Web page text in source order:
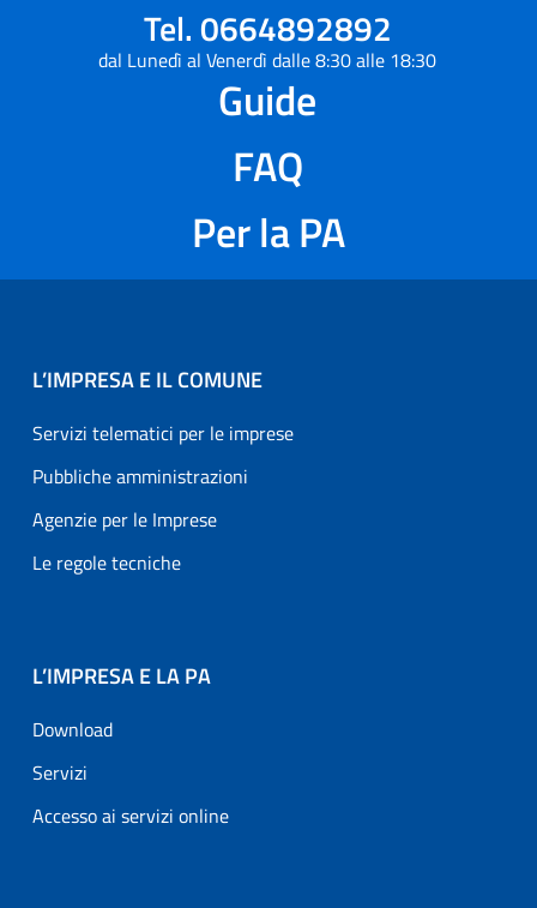
Tel. 0664892892
dal Lunedì al Venerdì dalle 8:30 alle 18:30
Guide
FAQ
Per la PA
L’IMPRESA E IL COMUNE
Servizi telematici per le imprese
Pubbliche amministrazioni
Agenzie per le Imprese
Le regole tecniche
L’IMPRESA E LA PA
Download
Servizi
Accesso ai servizi online